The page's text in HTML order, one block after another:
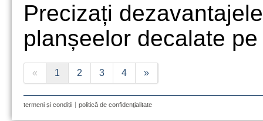
Precizați
planșeelor decalate
« 1 2 3 4 »
termeni și condiții politică de confidenţialitate